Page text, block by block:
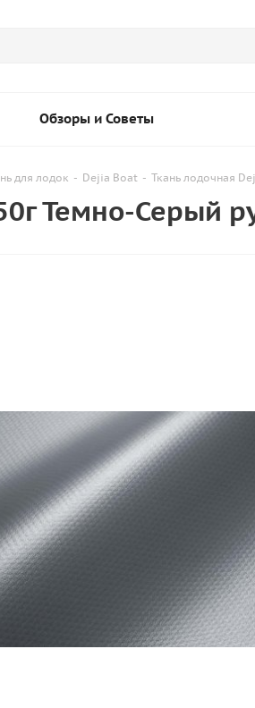
Обзоры и Советы
для лодок - Dejia Boat - Ткань лодочная
Темно-Серый